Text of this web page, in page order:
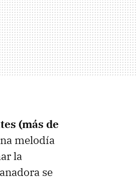
(más de
melodía
la
se